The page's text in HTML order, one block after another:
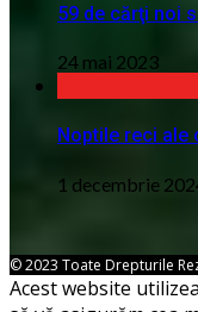
59 de cărţi noi
24 mai 2023
Noptile reci ale
1 decembrie
© 2023 Toate Drepturile
Acest website